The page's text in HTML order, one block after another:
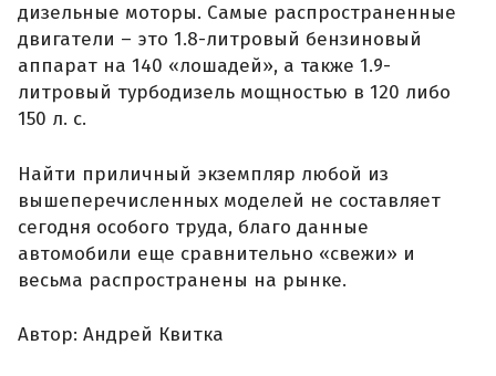
дизельные моторы. Самые распространенные
двигатели – это 1.8-литровый бензиновый
аппарат на 140 «лошадей», а также 1.9-
литровый турбодизель мощностью в 120 либо
150 л. с.
Найти приличный экземпляр любой из
вышеперечисленных моделей не составляет
сегодня особого труда, благо данные
автомобили еще сравнительно «свежи» и
весьма распространены на рынке.
Автор: Андрей Квитка